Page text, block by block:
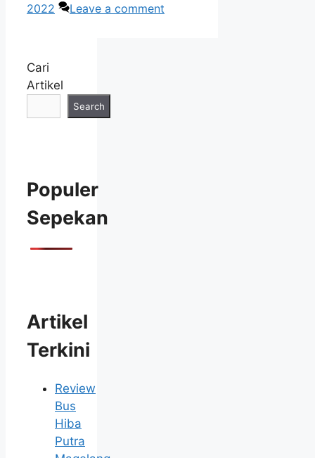
2022
Leave a comment
Cari
Artikel
Search
Populer
Sepekan
Artikel
Terkini
Review
Bus
Hiba
Putra